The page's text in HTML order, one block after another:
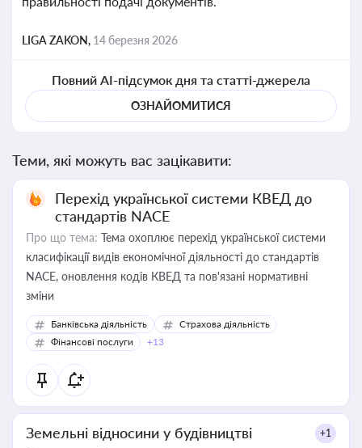
LIGA ZAKON, 14 березня 2026
Повний AI-підсумок дня та статті-джерела
ОЗНАЙОМИТИСЯ
Теми, які можуть вас зацікавити:
Перехід української системи КВЕД до
стандартів NACE
Про що тема: Тема охоплює перехід української системи
класифікації видів економічної діяльності до стандартів
NACE, оновлення кодів КВЕД та пов'язані нормативні
зміни
Банківська діяльність
Страхова діяльність
Фінансові послуги
+13
Земельні відносини у будівництві +1